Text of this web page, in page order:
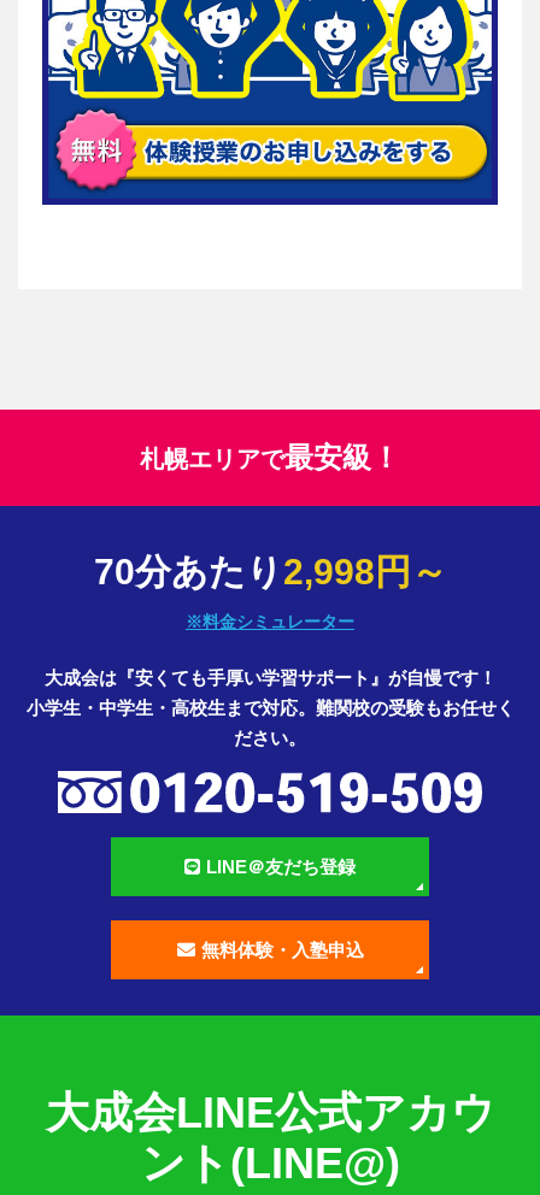
札幌エリアで最安級！
70分あたり 2,998円～
※料金シミュレーター
大成会は『安くても手厚い学習サポート』が自慢です！
小学生・中学生・高校生まで対応。難関校の受験もお任せく
ださい。
LINE＠友だち登録
無料体験・入塾申込
大成会LINE公式アカウ
ント(LINE@)